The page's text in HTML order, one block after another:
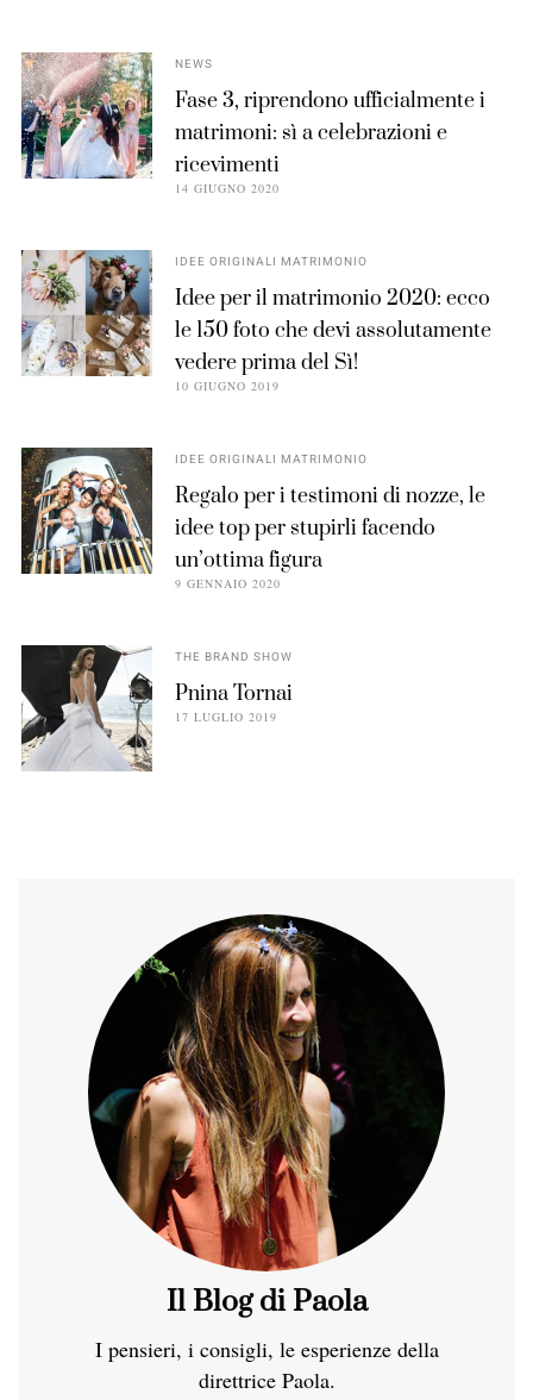
NEWS
Fase 3, riprendono ufficialmente i
matrimoni: sì a celebrazioni e
ricevimenti
14 GIUGNO 2020
IDEE ORIGINALI MATRIMONIO
Idee per il matrimonio 2020: ecco
le 150 foto che devi assolutamente
vedere prima del Sì!
10 GIUGNO 2019
IDEE ORIGINALI MATRIMONIO
Regalo per i testimoni di nozze, le
idee top per stupirli facendo
un’ottima figura
9 GENNAIO 2020
THE BRAND SHOW
Pnina Tornai
17 LUGLIO 2019
Il Blog di Paola
I pensieri, i consigli, le esperienze della
direttrice Paola.